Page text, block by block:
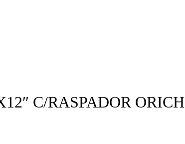
C/RASPADOR ORICH